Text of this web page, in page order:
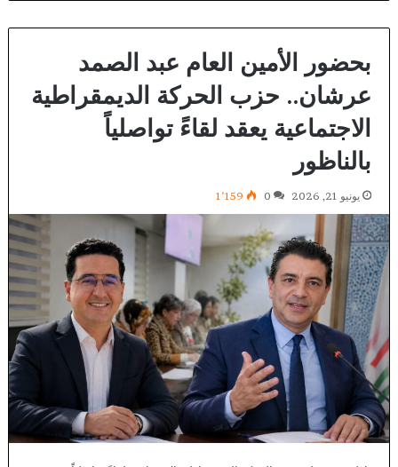
بحضور الأمين العام عبد الصمد
عرشان.. حزب الحركة الديمقراطية
الاجتماعية يعقد لقاءً تواصلياً
بالناظور
يونيو 21, 2026 0 1٬159